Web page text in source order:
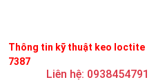
Thông tin kỹ thuật keo loctite
7387
Liên hệ: 0938454791